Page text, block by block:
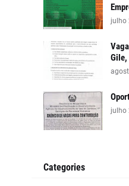
julho
Gile,
julho
Categories